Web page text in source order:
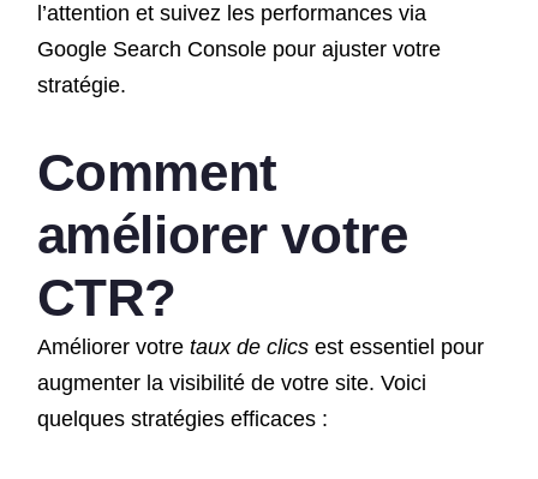
l’attention et suivez les performances via
Google Search Console pour ajuster votre
stratégie.
Comment
améliorer votre
CTR?
Améliorer votre taux de clicsest essentiel pour
augmenter la visibilité de votre site. Voici
quelques stratégies efficaces :